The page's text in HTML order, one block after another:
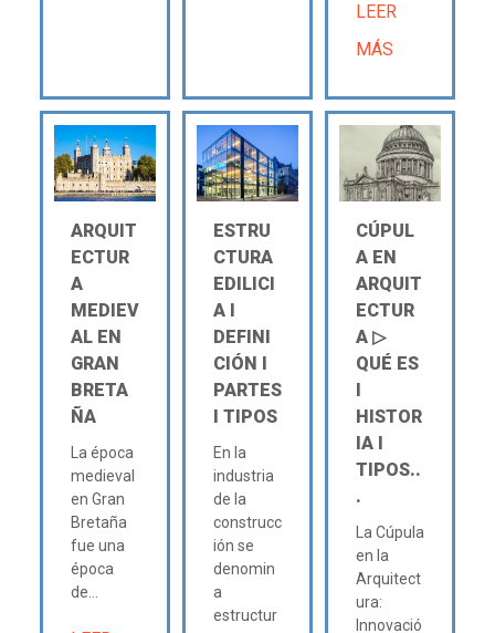
LEER
MÁS
ARQUIT
ECTUR
A
MEDIEV
AL EN
GRAN
BRETA
ÑA
La época
medieval
en Gran
Bretaña
fue una
época
de...
ESTRU
CTURA
EDILICI
A Ι
DEFINI
CIÓN Ι
PARTES
Ι TIPOS
En la
industria
de la
construcc
ión se
denomin
a
estructur
CÚPUL
A EN
ARQUIT
ECTUR
A ▷
QUÉ ES
HISTOR
IA Ι
TIPOS..
.
La Cúpula
en la
Arquitect
ura:
Innovació